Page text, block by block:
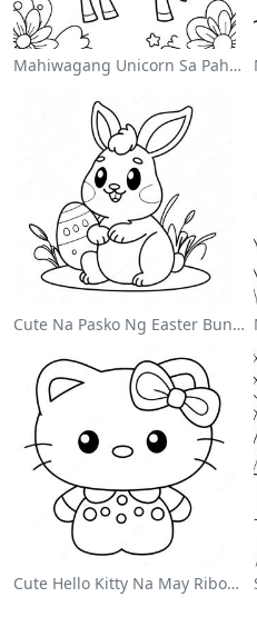
Mahiwagang Unicorn Sa Pahina Ng Kulay Ng Bahaghari
Cute Na Pasko Ng Easter Bunny Sa Pahina Ng Kulay
Cute Hello Kitty Na May Ribon Na Pahina Ng Kulay